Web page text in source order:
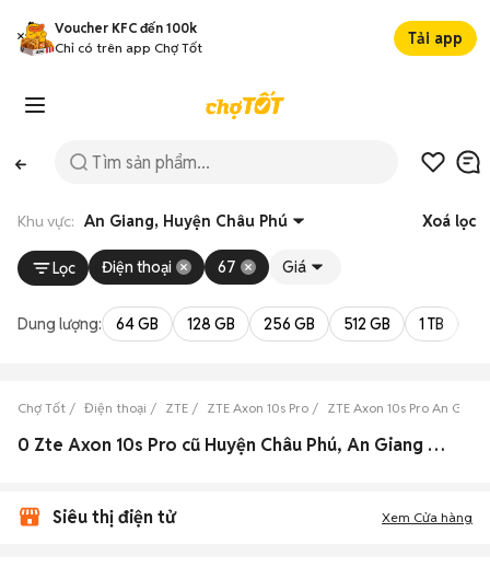
Voucher KFC đến 100k
Chỉ có trên app Chợ Tốt
Tải app
Khu vực: An Giang, Huyện Châu Phú Xoá lọc
Lọc Điện thoại 67 Giá
Dung lượng: 64 GB 128 GB 256 GB 512 GB 1 TB
Chợ Tốt Điện thoại ZTE ZTE Axon 10s Pro ZTE Axon 10s Pro An Giang
0 Zte Axon 10s Pro cũ Huyện Châu Phú, An Giang đẹp
Siêu thị điện tử Xem Cửa hàng